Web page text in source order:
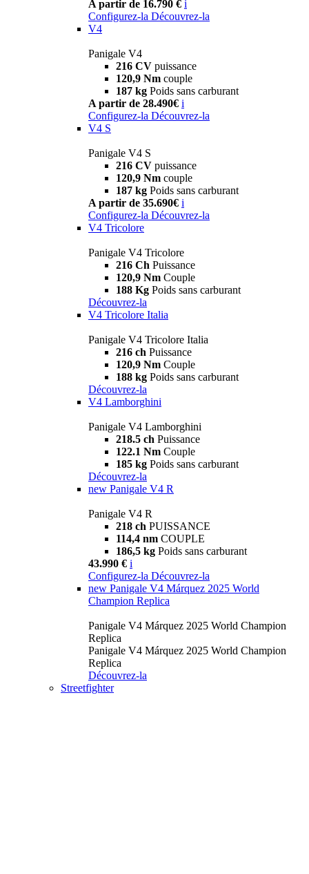
A partir de 16.790 € i
Configurez-la Découvrez-la
V4
Panigale V4
216 CV puissance
120,9 Nm couple
187 kg Poids sans carburant
A partir de 28.490€ i
Configurez-la Découvrez-la
V4 S
Panigale V4 S
216 CV puissance
120,9 Nm couple
187 kg Poids sans carburant
A partir de 35.690€ i
Configurez-la Découvrez-la
V4 Tricolore
Panigale V4 Tricolore
216 Ch Puissance
120,9 Nm Couple
188 Kg Poids sans carburant
Découvrez-la
V4 Tricolore Italia
Panigale V4 Tricolore Italia
216 ch Puissance
120,9 Nm Couple
188 kg Poids sans carburant
Découvrez-la
V4 Lamborghini
Panigale V4 Lamborghini
218.5 ch Puissance
122.1 Nm Couple
185 kg Poids sans carburant
Découvrez-la
new Panigale V4 R
Panigale V4 R
218 ch PUISSANCE
114,4 nm COUPLE
186,5 kg Poids sans carburant
43.990 € i
Configurez-la Découvrez-la
new Panigale V4 Márquez 2025 World
Champion Replica
Panigale V4 Márquez 2025 World Champion
Replica
Panigale V4 Márquez 2025 World Champion
Replica
Découvrez-la
Streetfighter